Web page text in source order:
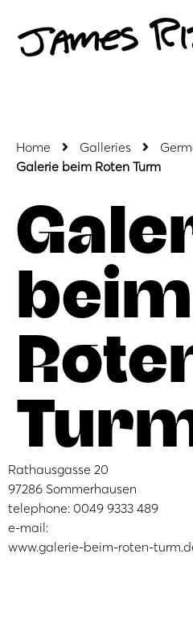
Home Galleries
Galerie beim Roten Turm
beim
Rathausgasse 20
97286 Sommerhausen
telephone: 0049 9333 489
e-mail:
www.galerie-beim-roten-